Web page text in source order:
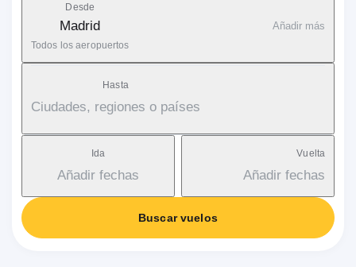
Desde
Madrid
Todos los aeropuertos
Añadir más
Hasta
Ciudades, regiones o países
Ida
Añadir fechas
Vuelta
Añadir fechas
Buscar vuelos